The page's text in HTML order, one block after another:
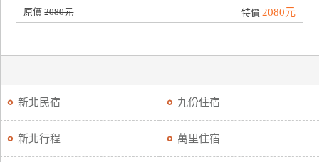
原價2080元 特價 2080元
新北民宿 九份住宿
新北行程 萬里住宿